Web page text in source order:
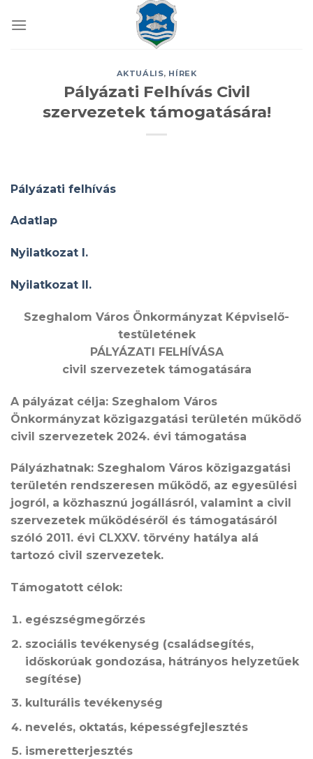
AKTUÁLIS, HÍREK
Pályázati Felhívás Civil
szervezetek támogatására!
Pályázati felhívás
Adatlap
Nyilatkozat I.
Nyilatkozat II.
Szeghalom Város Önkormányzat Képviselő-
testületének
PÁLYÁZATI FELHÍVÁSA
civil szervezetek támogatására
A pályázat célja: Szeghalom Város
Önkormányzat közigazgatási területén működő
civil szervezetek 2024. évi támogatása
Pályázhatnak: Szeghalom Város közigazgatási
területén rendszeresen működő, az egyesülési
jogról, a közhasznú jogállásról, valamint a civil
szervezetek működéséről és támogatásáról
szóló 2011. évi CLXXV. törvény hatálya alá
tartozó civil szervezetek.
Támogatott célok:
egészségmegőrzés
szociális tevékenység (családsegítés,
időskorúak gondozása, hátrányos helyzetűek
segítése)
kulturális tevékenység
nevelés, oktatás, képességfejlesztés
ismeretterjesztés